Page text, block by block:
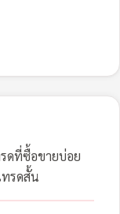
ดที่ซื้อขายบ่อย
รดสั้น